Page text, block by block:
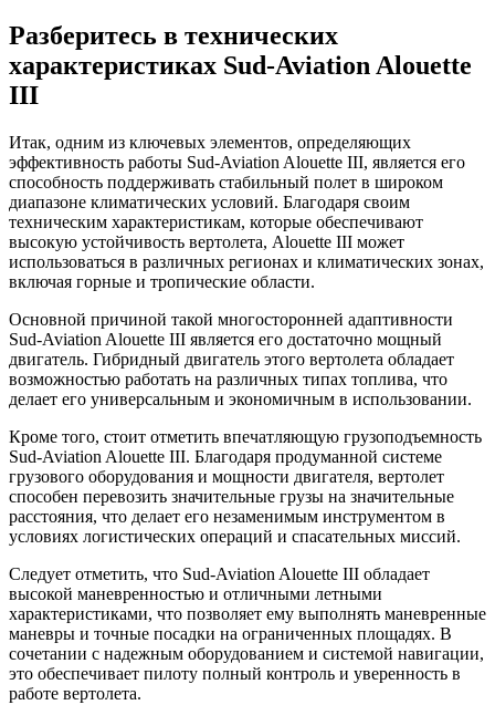
Разберитесь в технических
характеристиках Sud-Aviation Alouette
III
Итак, одним из ключевых элементов, определяющих
эффективность работы Sud-Aviation Alouette III, является его
способность поддерживать стабильный полет в широком
диапазоне климатических условий. Благодаря своим
техническим характеристикам, которые обеспечивают
высокую устойчивость вертолета, Alouette III может
использоваться в различных регионах и климатических зонах,
включая горные и тропические области.
Основной причиной такой многосторонней адаптивности
Sud-Aviation Alouette III является его достаточно мощный
двигатель. Гибридный двигатель этого вертолета обладает
возможностью работать на различных типах топлива, что
делает его универсальным и экономичным в использовании.
Кроме того, стоит отметить впечатляющую грузоподъемность
Sud-Aviation Alouette III. Благодаря продуманной системе
грузового оборудования и мощности двигателя, вертолет
способен перевозить значительные грузы на значительные
расстояния, что делает его незаменимым инструментом в
условиях логистических операций и спасательных миссий.
Следует отметить, что Sud-Aviation Alouette III обладает
высокой маневренностью и отличными летными
характеристиками, что позволяет ему выполнять маневренные
маневры и точные посадки на ограниченных площадях. В
сочетании с надежным оборудованием и системой навигации,
это обеспечивает пилоту полный контроль и уверенность в
работе вертолета.